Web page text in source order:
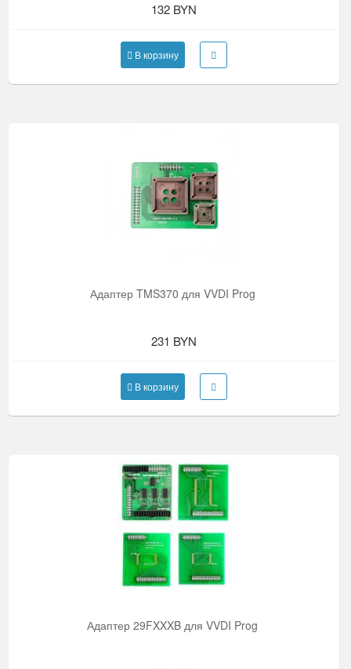
132 BYN
В корзину
Адаптер TMS370 для VVDI Prog
231 BYN
В корзину
Адаптер 29FXXXB для VVDI Prog